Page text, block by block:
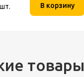
В корзину
товары